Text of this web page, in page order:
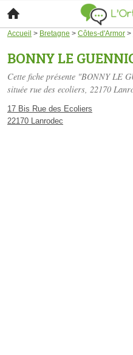
Accueil > Bretagne > Côtes-d'Armor >
BONNY LE
Cette fiche présente "BONNY LE
située rue des ecoliers, 22170
17 Bis Rue des Ecoliers
22170 Lanrodec